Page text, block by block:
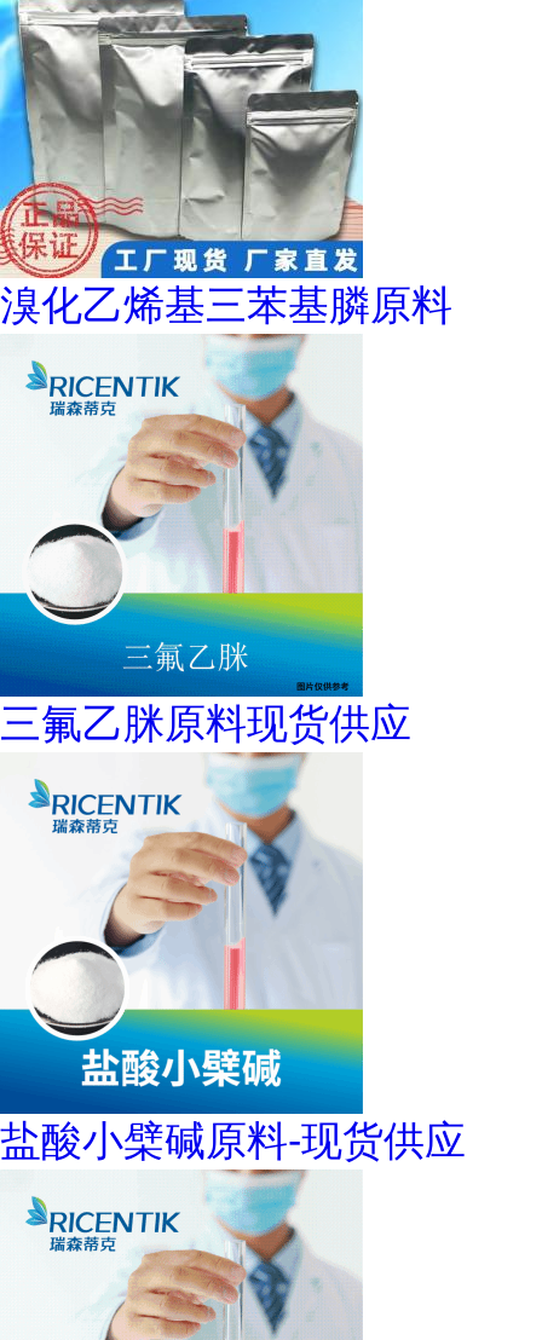
溴化乙烯基三苯基膦原料
三氟乙脒原料现货供应
盐酸小檗碱原料-现货供应